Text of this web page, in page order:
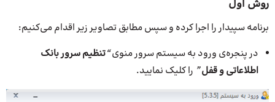
روش اول
برنامه سپیدار را اجرا کرده و سپس مطابق تصاویر زیر اقدام می‌کنیم:
در پنجره‌ی ورود به سیستم سرور منوی“تنظیم سرور بانک
اطلاعاتی و قفل” را کلیک نمایید.